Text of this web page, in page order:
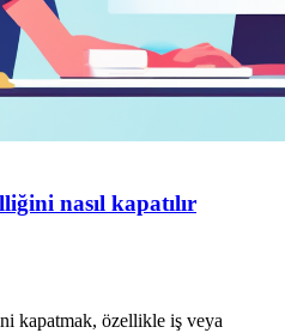
nasıl kapatılır
kapatmak, özellikle iş veya